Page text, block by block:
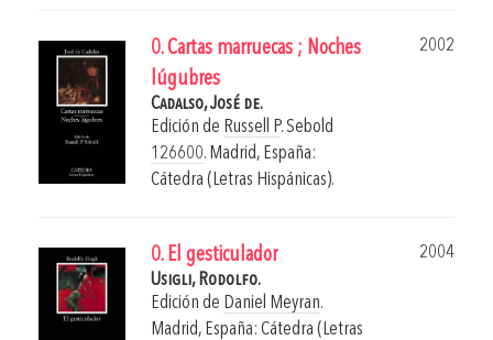
0. Cartas marruecas ; Noches
lúgubres
2002
Cadalso, José de.
Edición de Russell P. Sebold
126600. Madrid, España:
Cátedra (Letras Hispánicas).
0. El gesticulador
2004
Usigli, Rodolfo.
Edición de Daniel Meyran.
Madrid, España: Cátedra (Letras